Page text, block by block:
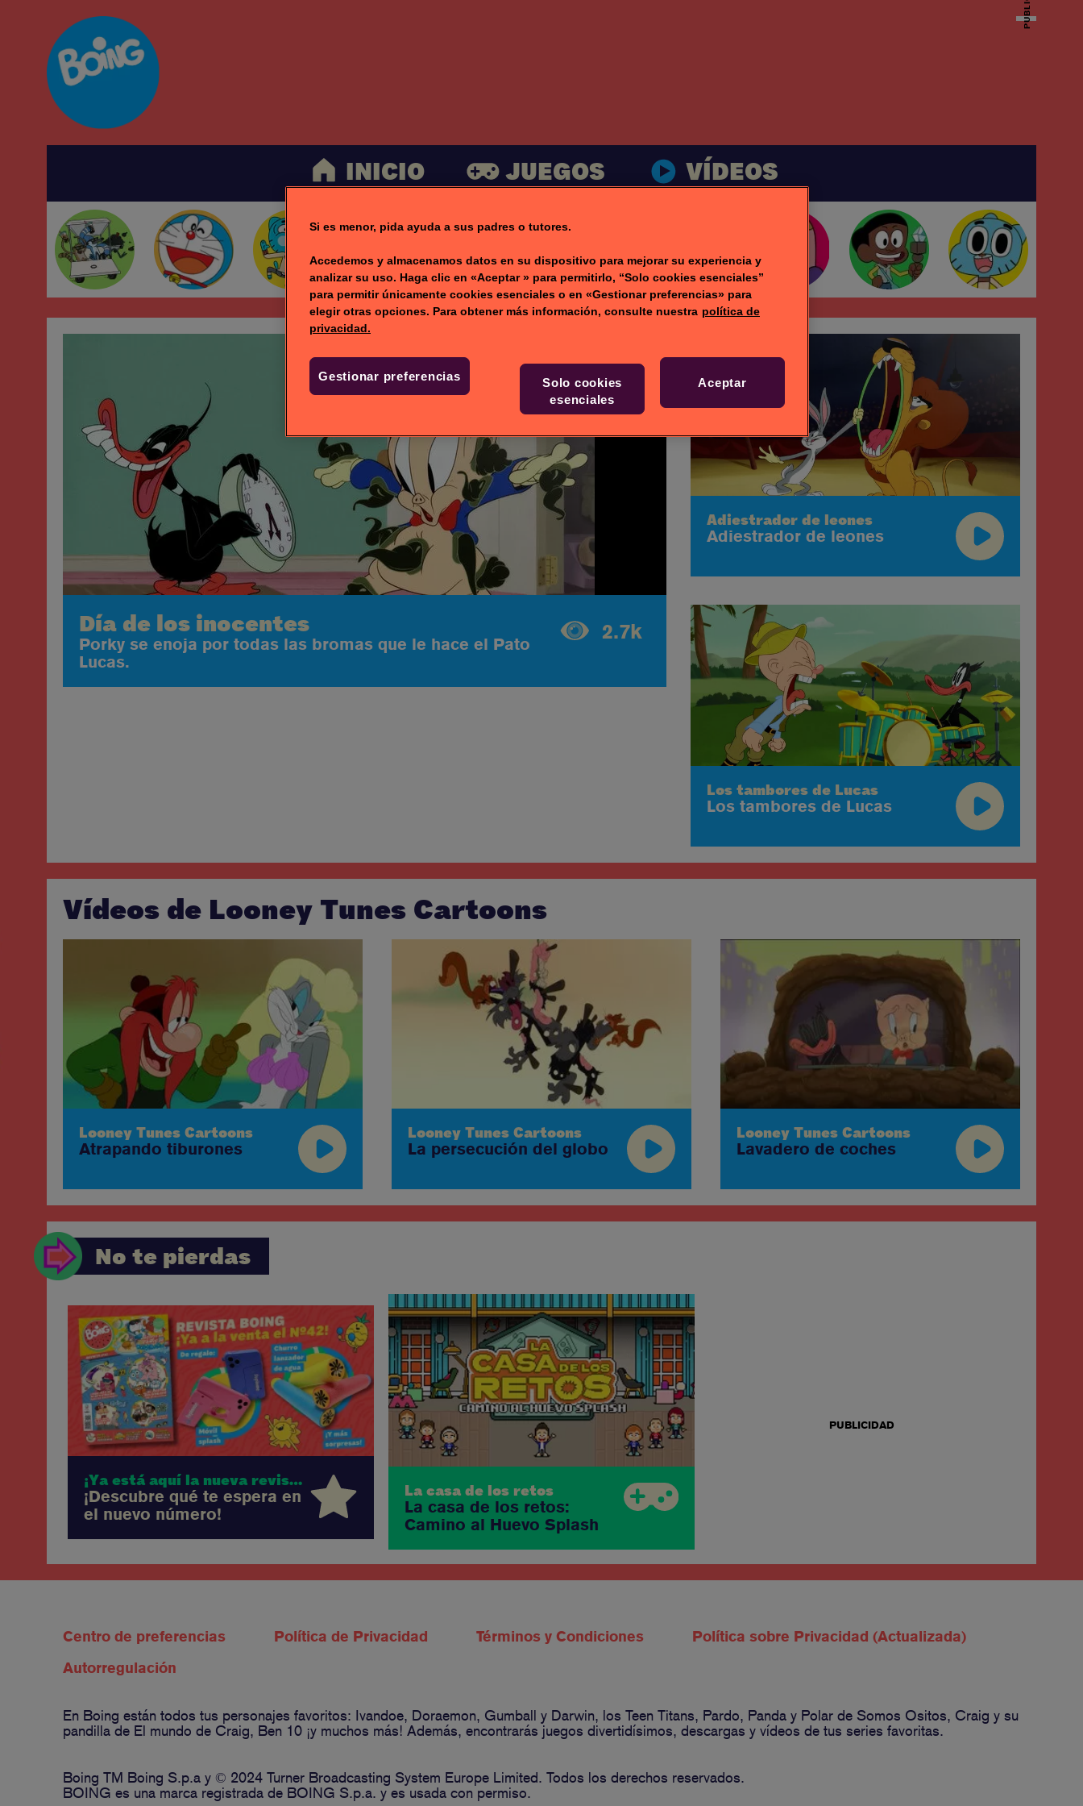
INICIO JUEGOS VÍDEOS
2.7k
Día de los inocentes
Porky se enoja por todas las bromas que le hace el Pato
Lucas.
Adiestrador de leones
Adiestrador de leones
Los tambores de Lucas
Los tambores de Lucas
Vídeos de Looney Tunes Cartoons
Looney Tunes Cartoons
Atrapando tiburones
Looney Tunes Cartoons
La persecución del globo
Looney Tunes Cartoons
Lavadero de coches
No te pierdas
¡Ya está aquí la nueva revista Boing!
¡Descubre qué te espera en
el nuevo número!
La casa de los retos
La casa de los retos:
Camino al Huevo Splash
PUBLICIDAD
Centro de preferencias Política de Privacidad Términos y Condiciones
Política sobre Privacidad (Actualizada)
Autorregulación
En Boing están todos tus personajes favoritos: Ivandoe, Doraemon, Gumball y Darwin, los Teen Titans, Pardo, Panda y Polar de Somos Ositos, Craig y su
pandilla de El mundo de Craig, Ben 10 ¡y muchos más! Además, encontrarás juegos divertidísimos, descargas y vídeos de tus series favoritas.
Boing TM Boing S.p.a y © 2024 Turner Broadcasting System Europe Limited. Todos los derechos reservados.
BOING es una marca registrada de BOING S.p.a. y es usada con permiso.
Si es menor, pida ayuda a sus padres o tutores.
Accedemos y almacenamos datos en su dispositivo para mejorar su experiencia y
analizar su uso. Haga clic en «Aceptar » para permitirlo, “Solo cookies esenciales”
para permitir únicamente cookies esenciales o en «Gestionar preferencias» para
elegir otras opciones. Para obtener más información, consulte nuestra política de
privacidad.
Gestionar preferencias
Solo cookies
esenciales
Aceptar